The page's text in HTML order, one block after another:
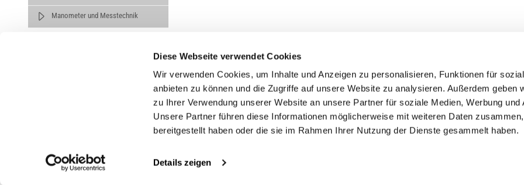
Diese Webseite verwendet Cookies
Wir verwenden Cookies, um Inhalte und Anzeigen zu personalisieren, Funktionen für
anbieten zu können und die Zugriffe auf unsere Website zu analysieren. Außerdem geben
zu Ihrer Verwendung unserer Website an unsere Partner für soziale Medien, Werbung und
Unsere Partner führen diese Informationen möglicherweise mit weiteren Daten
bereitgestellt haben oder die sie im Rahmen Ihrer Nutzung der Dienste gesammelt haben.
Details zeigen
Manometer und Messtechnik
Unternehmen
Über uns
Service
Downloads
Kontakt
Tel.: (+43) 07221 63430